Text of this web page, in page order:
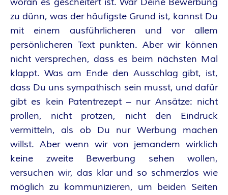
woran es gescheitert ist. War Deine Bewerbung
zu dünn, was der häufigste Grund ist, kannst Du
mit einem ausführlicheren und vor allem
persönlicheren Text punkten. Aber wir können
nicht versprechen, dass es beim nächsten Mal
klappt. Was am Ende den Ausschlag gibt, ist,
dass Du uns sympathisch sein musst, und dafür
gibt es kein Patentrezept – nur Ansätze: nicht
prollen, nicht protzen, nicht den Eindruck
vermitteln, als ob Du nur Werbung machen
willst. Aber wenn wir von jemandem wirklich
keine zweite Bewerbung sehen wollen,
versuchen wir, das klar und so schmerzlos wie
möglich zu kommunizieren, um beiden Seiten